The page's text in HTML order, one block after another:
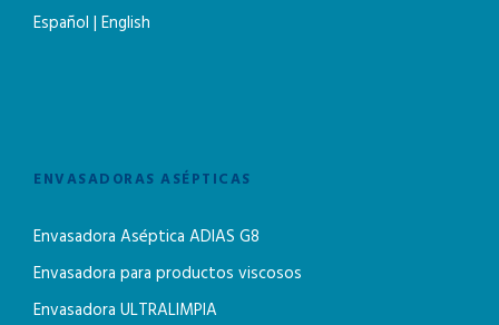
Español | English
ENVASADORAS ASÉPTICAS
Envasadora Aséptica ADIAS G8
Envasadora para productos viscosos
Envasadora ULTRALIMPIA